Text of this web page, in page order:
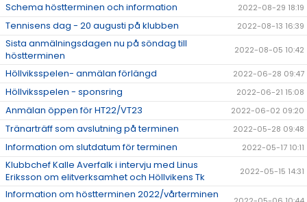
Schema höstterminen och information 2022-08-29 18:19
Tennisens dag - 20 augusti på klubben 2022-08-13 16:39
Sista anmälningsdagen nu på söndag till
höstterminen
2022-08-05 10:42
Höllviksspelen- anmälan förlängd 2022-06-28 09:47
Höllviksspelen - sponsring 2022-06-21 15:08
Anmälan öppen för HT22/VT23 2022-06-02 09:20
Tränarträff som avslutning på terminen 2022-05-28 09:48
Information om slutdatum för terminen 2022-05-17 10:11
Klubbchef Kalle Averfalk i intervju med Linus
Eriksson om elitverksamhet och Höllvikens Tk
2022-05-15 14:31
Information om höstterminen 2022/vårterminen